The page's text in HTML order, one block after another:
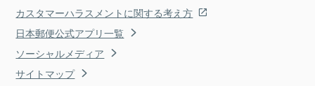
カスタマーハラスメントに関する考え方
日本郵便公式アプリ一覧
ソーシャルメディア
サイトマップ